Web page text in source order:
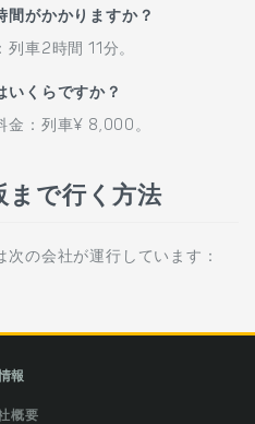
間がかかりますか？
車2時間 11分。
いくらですか？
金：列車¥ 8,000。
まで行く方法
の会社が運行しています：
報
概要